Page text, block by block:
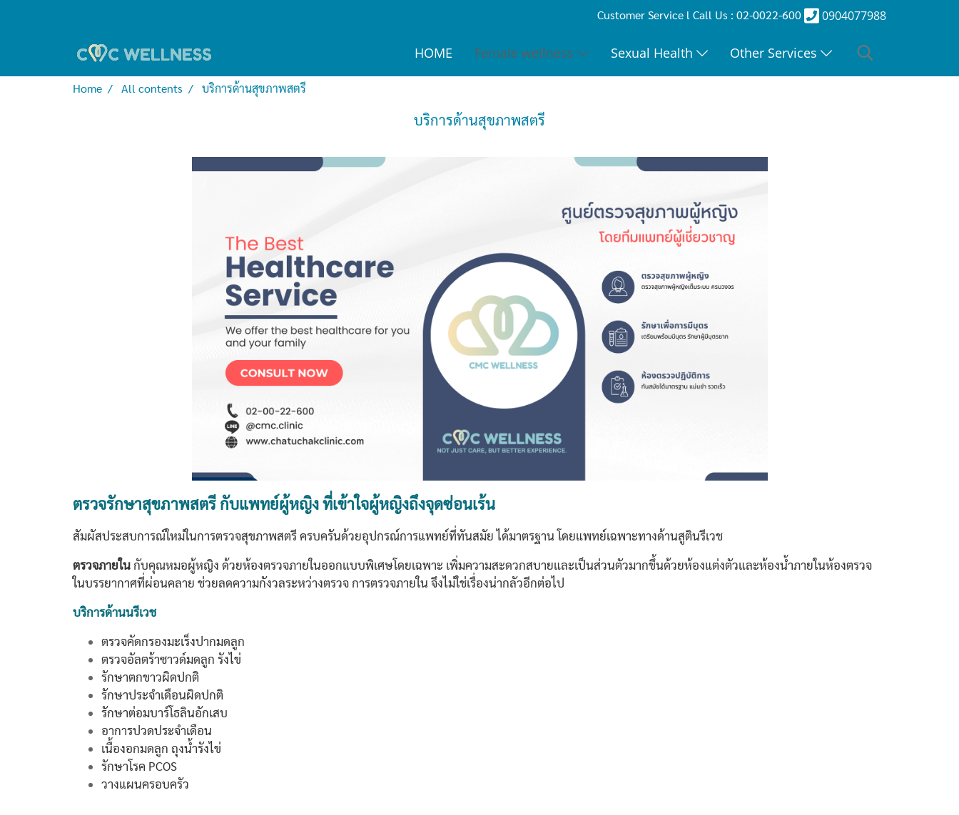
Customer Service l Call Us : 02-0022-600 0904077988
HOME Female wellness Sexual Health Other Services
Home All contents บริการด้านสุขภาพสตรี
บริการด้านสุขภาพสตรี
ตรวจรักษาสุขภาพสตรี กับแพทย์ผู้หญิง ที่เข้าใจผู้หญิงถึงจุดซ่อนเร้น
สัมผัสประสบการณ์ใหม่ในการตรวจสุขภาพสตรี ครบครันด้วยอุปกรณ์การแพทย์ที่ทันสมัย ได้มาตรฐาน โดยแพทย์เฉพาะทางด้านสูตินรีเวช
ตรวจภายในกับคุณหมอผู้หญิง ด้วยห้องตรวจภายในออกแบบพิเศษโดยเฉพาะ เพิ่มความสะดวกสบายและเป็นส่วนตัวมากขึ้นด้วยห้องแต่งตัวและห้องน้ำภายในห้องตรวจ
ในบรรยากาศที่ผ่อนคลาย ช่วยลดความกังวลระหว่างตรวจ การตรวจภายใน จึงไม่ใช่เรื่องน่ากลัวอีกต่อไป
บริการด้านนรีเวช
ตรวจคัดกรองมะเร็งปากมดลูก
ตรวจอัลตร้าซาวด์มดลูก รังไข่
รักษาตกขาวผิดปกติ
รักษาประจำเดือนผิดปกติ
รักษาต่อมบาร์โธลินอักเสบ
อาการปวดประจำเดือน
เนื้องอกมดลูก ถุงน้ำรังไข่
รักษาโรค PCOS
วางแผนครอบครัว